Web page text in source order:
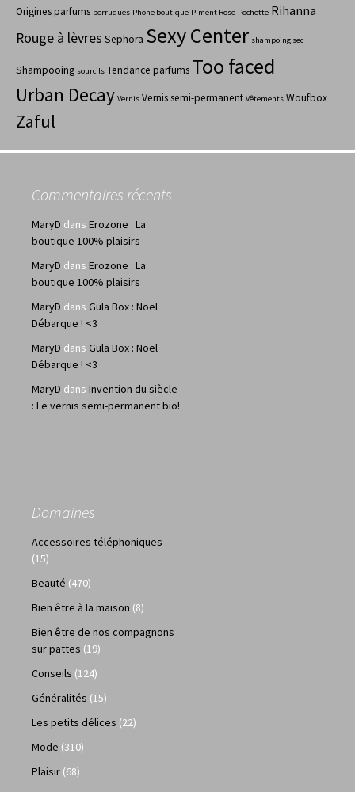
Origines parfums perruques Phone boutique Piment Rose Pochette Rihanna
Rouge à lèvres Sephora Sexy Center shampoing sec
Shampooing sourcils Tendance parfums Too faced
Urban Decay Vernis Vernis semi-permanent Vêtements Woufbox
Zaful
Commentaires récents
MaryD dans Erozone : La
boutique 100% plaisirs
MaryD dans Erozone : La
boutique 100% plaisirs
MaryD dans Gula Box : Noel
Débarque ! <3
MaryD dans Gula Box : Noel
Débarque ! <3
MaryD dans Invention du siècle
: Le vernis semi-permanent bio!
Domaines
Accessoires téléphoniques
(15)
Beauté (470)
Bien être à la maison (8)
Bien être de nos compagnons
sur pattes (19)
Conseils (124)
Généralités (15)
Les petits délices (22)
Mode (310)
Plaisir (68)